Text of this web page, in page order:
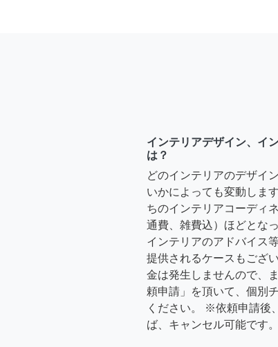
インテリアデザイン、イ
は？
どのインテリアのデザイ
いかによっても変動しま
ちのインテリアコーディ
通費、雑費込）ほどとな
インテリアのアドバイス
提供されるケースもござ
金は発生しませんので、
頼申請」を頂いて、個別
ください。 ※依頼申請後
ば、キャンセル可能です。